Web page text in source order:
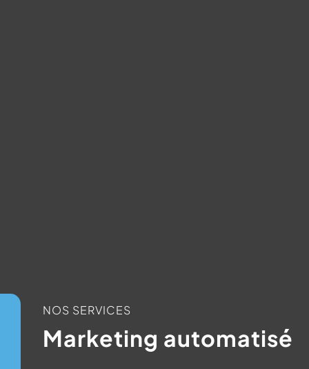
NOS SERVICES
Marketing automatisé